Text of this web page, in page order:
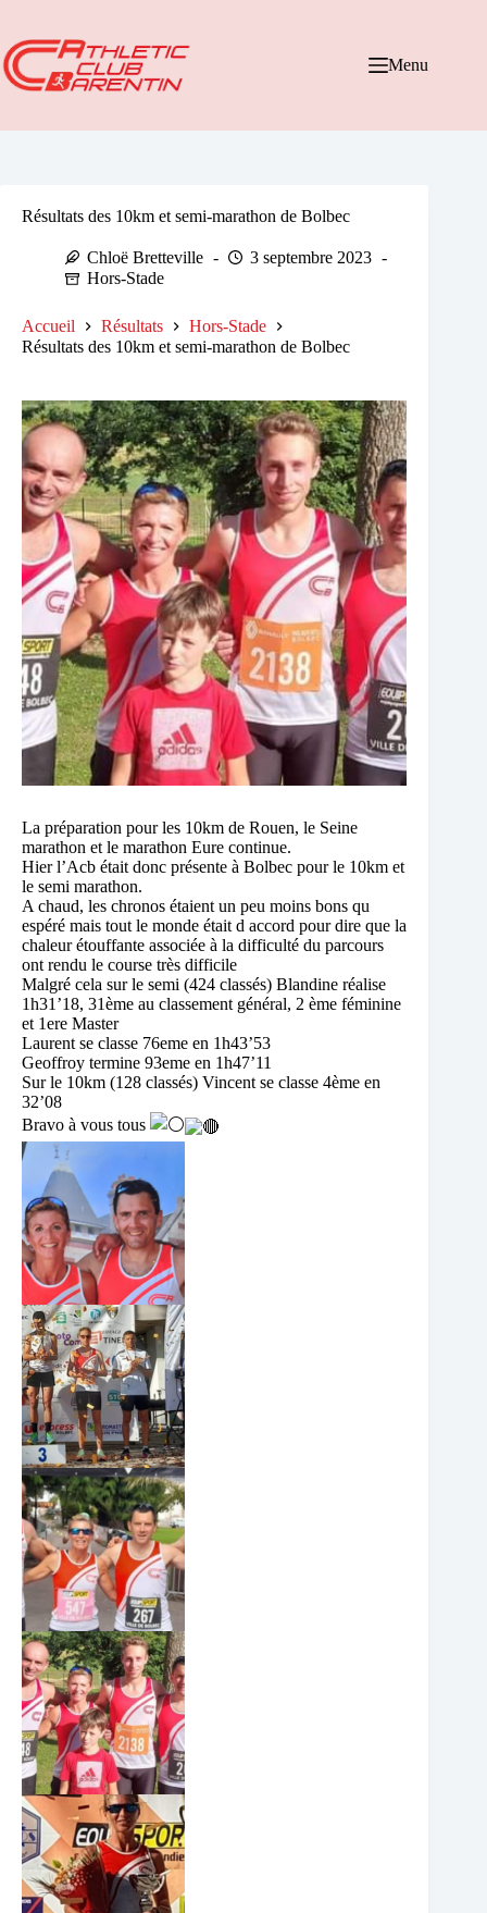
contenu
Menu
Résultats des 10km et semi-marathon de Bolbec
Chloë Bretteville
3 septembre 2023
Hors-Stade
Accueil Résultats
Hors-Stade
Résultats des 10km et semi-marathon de Bolbec
La préparation pour les 10km de Rouen, le Seine
marathon et le marathon Eure continue.
Hier l’Acb était donc présente à Bolbec pour le 10km et
le semi marathon.
A chaud, les chronos étaient un peu moins bons qu
espéré mais tout le monde était d accord pour dire que la
chaleur étouffante associée à la difficulté du parcours
ont rendu le course très difficile
Malgré cela sur le semi (424 classés) Blandine réalise
1h31’18, 31ème au classement général, 2 ème féminine
et 1ere Master
Laurent se classe 76eme en 1h43’53
Geoffroy termine 93eme en 1h47’11
Sur le 10km (128 classés) Vincent se classe 4ème en
32’08
Bravo à vous tous